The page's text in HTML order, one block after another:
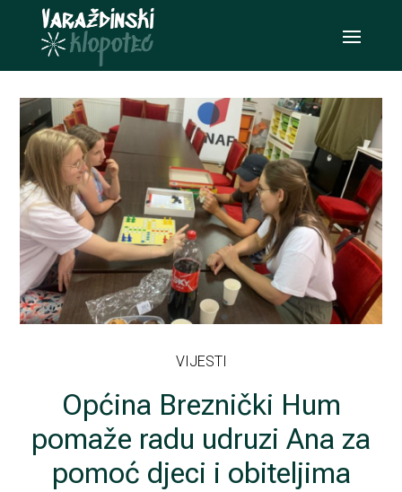
VIJESTI
Općina Breznički Hum
pomaže radu udruzi Ana za
pomoć djeci i obiteljima